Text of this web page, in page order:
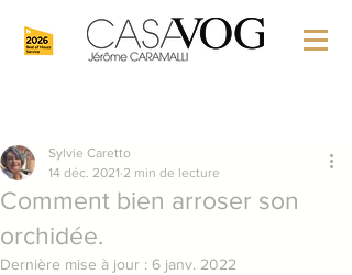
Comment bien arroser son
orchidée.
Sylvie Caretto
14 déc. 2021 2 min de lecture
Dernière mise à jour : 6 janv. 2022